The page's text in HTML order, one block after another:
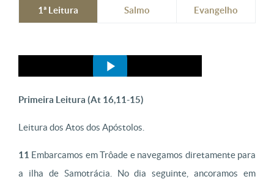
1ª Leitura Salmo Evangelho
Primeira Leitura (At 16,11-15)
Leitura dos Atos dos Apóstolos.
11 Embarcamos em Trôade e navegamos diretamente para
a ilha de Samotrácia. No dia seguinte, ancoramos em